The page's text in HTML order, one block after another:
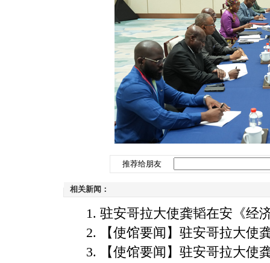
推荐给朋友
相关新闻：
驻安哥拉大使龚韬在安《经
【使馆要闻】驻安哥拉大使
【使馆要闻】驻安哥拉大